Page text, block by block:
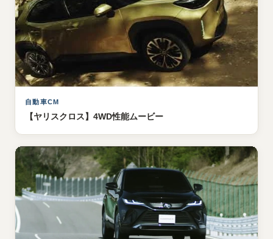
自動車CM
【ヤリスクロス】4WD性能ムービー